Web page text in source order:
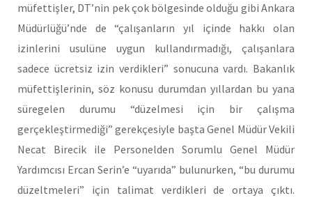
müfettişler, DT’nin pek çok bölgesinde olduğu gibi Ankara
Müdürlüğü’nde de “çalışanların yıl içinde hakkı olan
izinlerini usulüne uygun kullandırmadığı, çalışanlara
sadece ücretsiz izin verdikleri” sonucuna vardı. Bakanlık
müfettişlerinin, söz konusu durumdan yıllardan bu yana
süregelen durumu “düzelmesi için bir çalışma
gerçekleştirmediği” gerekçesiyle başta Genel Müdür Vekili
Necat Birecik ile Personelden Sorumlu Genel Müdür
Yardımcısı Ercan Serin’e “uyarıda” bulunurken, “bu durumu
düzeltmeleri” için talimat verdikleri de ortaya çıktı.